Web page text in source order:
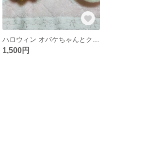
1,500円